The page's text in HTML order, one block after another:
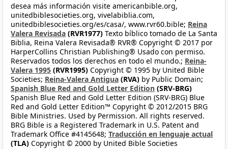
desea más información visite americanbible.org,
unitedbiblesocieties.org, vivelabiblia.com,
unitedbiblesocieties.org/es/casa/, www.rvr60.bible; Reina
Valera Revisada (RVR1977) Texto bíblico tomado de La Santa
Biblia, Reina Valera Revisada® RVR® Copyright © 2017 por
HarperCollins Christian Publishing® Usado con permiso.
Reservados todos los derechos en todo el mundo.; Reina-
Valera 1995 (RVR1995) Copyright © 1995 by United Bible
Societies; Reina-Valera Antigua (RVA) by Public Domain;
Spanish Blue Red and Gold Letter Edition (SRV-BRG)
Spanish Blue Red and Gold Letter Edition (SRV-BRG) Blue
Red and Gold Letter Edition™ Copyright © 2012/2015 BRG
Bible Ministries. Used by Permission. All rights reserved.
BRG Bible is a Registered Trademark in U.S. Patent and
Trademark Office #4145648; Traducción en lenguaje actual
(TLA) Copyright © 2000 by United Bible Societies